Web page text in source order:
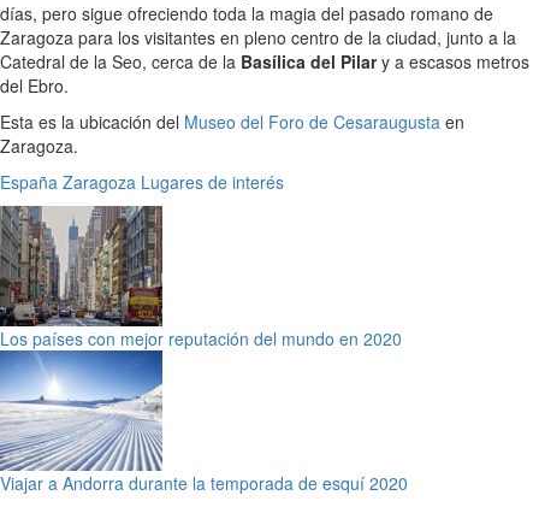
días, pero sigue ofreciendo toda la magia del pasado romano de
Zaragoza para los visitantes en pleno centro de la ciudad, junto a la
Catedral de la Seo, cerca de la Basílica del Pilary a escasos metros
del Ebro.
Esta es la ubicación del Museo del Foro de Cesaraugusta en
Zaragoza.
España Zaragoza Lugares de interés
Los países con mejor reputación del mundo en 2020
Viajar a Andorra durante la temporada de esquí 2020